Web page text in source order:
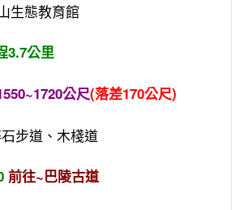
生態教育館
3.7公里
公尺(落差170公尺)
步道、木棧道
前往~巴陵古道